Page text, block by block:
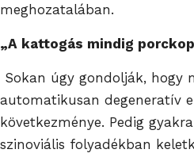
meghozatalában.
„A kattogás mindig
Sokan úgy gondolják, hogy
automatikusan degeneratív
következménye. Pedig
szinoviális folyadékban